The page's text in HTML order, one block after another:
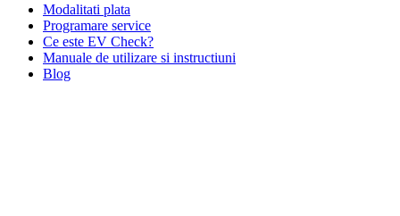
Modalitati plata
Programare service
Ce este EV Check?
Manuale de utilizare si instructiuni
Blog